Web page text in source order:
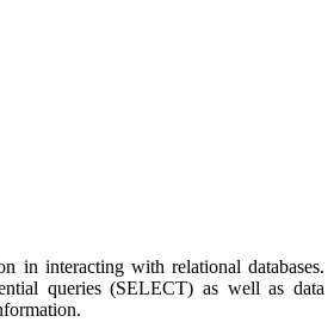
in interacting with relational databases.
queries (SELECT) as well as data